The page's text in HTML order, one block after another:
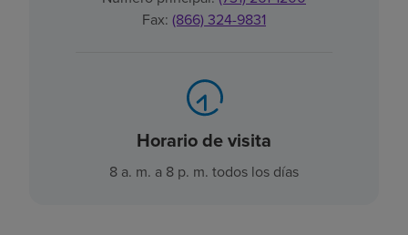
Fax: (866) 324-9831
Horario de visita
8 a. m. a 8 p. m. todos los días